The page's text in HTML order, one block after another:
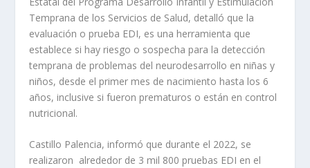
Temprana de los Servicios de Salud, detalló que la
evaluación o prueba EDI, es una herramienta que
establece si hay riesgo o sospecha para la detección
temprana de problemas del neurodesarrollo en niñas y
niños, desde el primer mes de nacimiento hasta los 6
años, inclusive si fueron prematuros o están en control
nutricional.
Castillo Palencia, informó que durante el 2022, se
realizaron alrededor de 3 mil 800 pruebas EDI en el